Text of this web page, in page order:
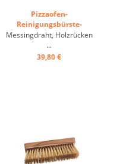
Pizzaofen-
Reinigungsbürste-
Ersatzkopf ...
Messingdraht, Holzrücken
...
39,80 €